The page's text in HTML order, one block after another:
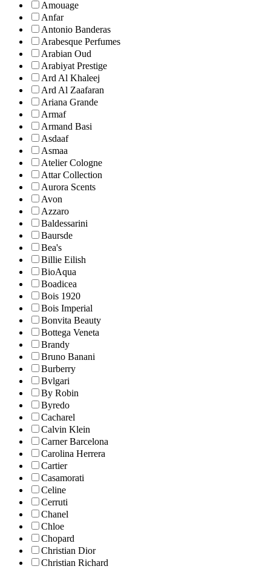
Amouage
Anfar
Antonio Banderas
Arabesque Perfumes
Arabian Oud
Arabiyat Prestige
Ard Al Khaleej
Ard Al Zaafaran
Ariana Grande
Armaf
Armand Basi
Asdaaf
Asmaa
Atelier Cologne
Attar Collection
Aurora Scents
Avon
Azzaro
Baldessarini
Baursde
Bea's
Billie Eilish
BioAqua
Boadicea
Bois 1920
Bois Imperial
Bonvita Beauty
Bottega Veneta
Brandy
Bruno Banani
Burberry
Bvlgari
By Robin
Byredo
Cacharel
Calvin Klein
Carner Barcelona
Carolina Herrera
Cartier
Casamorati
Celine
Cerruti
Chanel
Chloe
Chopard
Christian Dior
Christian Richard